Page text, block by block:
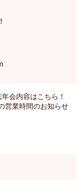
会内容はこちら！
営業時間のお知らせ